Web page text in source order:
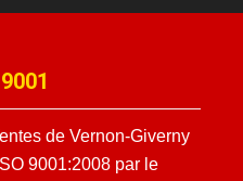
de Vernon-Giverny
9001:2008 par le